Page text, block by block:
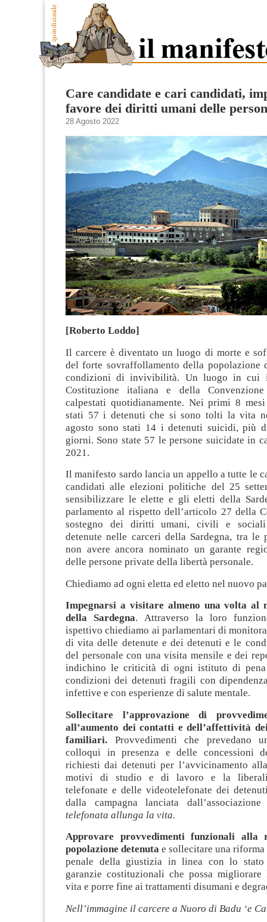
Care candidate e cari candidati,
favore dei diritti umani delle
28 Agosto 2022
[Roberto Loddo]
Il carcere è diventato un luogo di morte e
del forte sovraffollamento della popolazione
condizioni di invivibilità. Un luogo in cui
Costituzione italiana e della
calpestati quotidianamente. Nei primi 8
stati 57 i detenuti che si sono tolti la vita
agosto sono stati 14 i detenuti suicidi, più
giorni. Sono state 57 le persone suicidate in
2021.
Il manifesto sardo lancia un appello a tutte le
candidati alle elezioni politiche del 25
sensibilizzare le elette e gli eletti della
parlamento al rispetto dell’articolo 27 della
sostegno dei diritti umani, civili e sociali
detenute nelle carceri della Sardegna, tra le
non avere ancora nominato un garante
delle persone private della libertà personale.
Chiediamo ad ogni eletta ed eletto nel nuovo
Impegnarsi a visitare almeno una volta al
della Sardegna. Attraverso la loro
ispettivo chiediamo ai parlamentari di
di vita delle detenute e dei detenuti e le
del personale con una visita mensile e dei
indichino le criticità di ogni istituto di
condizioni dei detenuti fragili con
infettive e con esperienze di salute mentale.
Sollecitare l’approvazione di
all’aumento dei contatti e dell’affettività
familiari. Provvedimenti che prevedano
colloqui in presenza e delle concessioni
richiesti dai detenuti per l’avvicinamento
motivi di studio e di lavoro e la
telefonate e delle videotelefonate dei
dalla campagna lanciata
telefonata allunga la vita.
Approvare provvedimenti funzionali alla
popolazione detenuta e sollecitare una riforma
penale della giustizia in linea con lo
garanzie costituzionali che possa
vita e porre fine ai trattamenti disumani e
Nell’immagine il carcere a Nuoro di Badu ‘e